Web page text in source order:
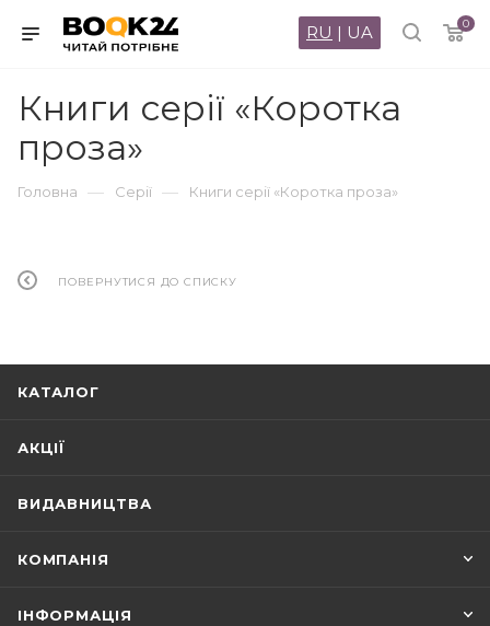
0
RU | UA
Книги серії «Коротка
проза»
Головна — Серії — Книги серії «Коротка проза»
ПОВЕРНУТИСЯ ДО СПИСКУ
КАТАЛОГ
АКЦІЇ
ВИДАВНИЦТВА
КОМПАНІЯ
ІНФОРМАЦІЯ